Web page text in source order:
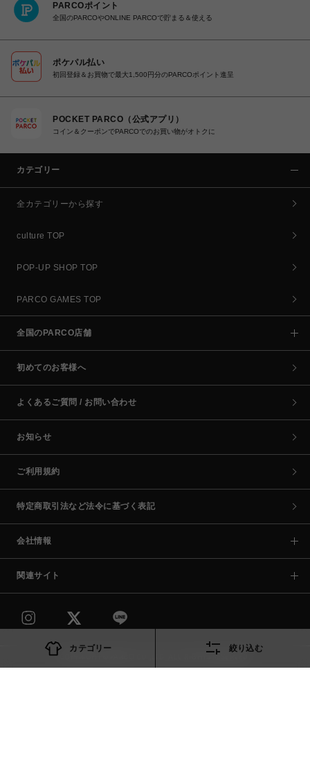
カテゴリー 絞り込む
PARCOポイント
全国のPARCOやONLINE PARCOで貯まる＆使える
ポケパル払い
初回登録＆お買物で最大1,500円分のPARCOポイント進呈
POCKET PARCO（公式アプリ）
コイン＆クーポンでPARCOでのお買い物がオトクに
カテゴリー
全カテゴリーから探す
culture TOP
POP-UP SHOP TOP
PARCO GAMES TOP
全国のPARCO店舗
初めてのお客様へ
よくあるご質問 / お問い合わせ
お知らせ
ご利用規約
特定商取引法など法令に基づく表記
会社情報
関連サイト
COPYRIGHT © PARCO CO.,LTD. ALL RIGHTS RESERVED.